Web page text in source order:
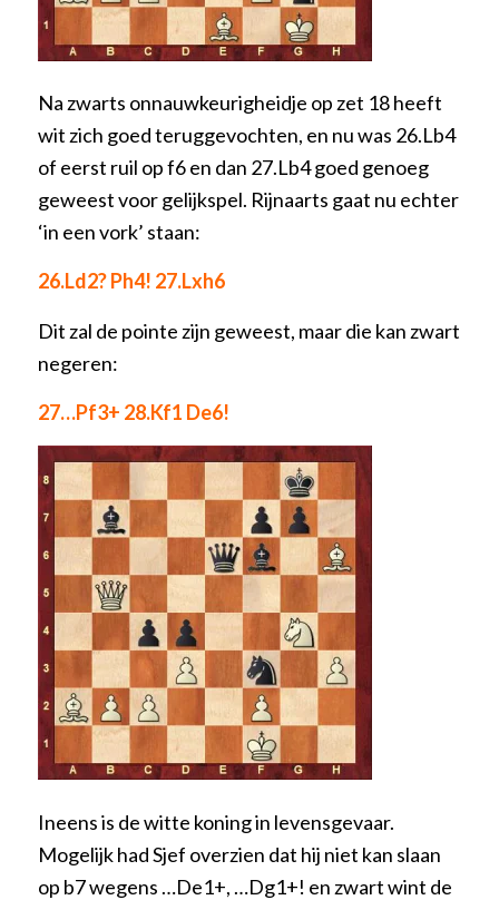
Na zwarts onnauwkeurigheidje op zet 18 heeft
wit zich goed teruggevochten, en nu was 26.Lb4
of eerst ruil op f6 en dan 27.Lb4 goed genoeg
geweest voor gelijkspel. Rijnaarts gaat nu echter
‘in een vork’ staan:
26.Ld2? Ph4! 27.Lxh6
Dit zal de pointe zijn geweest, maar die kan zwart
negeren:
27…Pf3+ 28.Kf1 De6!
Ineens is de witte koning in levensgevaar.
Mogelijk had Sjef overzien dat hij niet kan slaan
op b7 wegens …De1+, …Dg1+! en zwart wint de